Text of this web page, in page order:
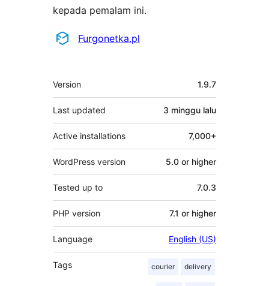
kepada pemalam ini.
Penyumbang
Furgonetka.pl
Meta
Version 1.9.7
Last updated 3 minggu lalu
Active installations 7,000+
WordPress version 5.0 or higher
Tested up to 7.0.3
PHP version 7.1 or higher
Language English (US)
Tags courier delivery